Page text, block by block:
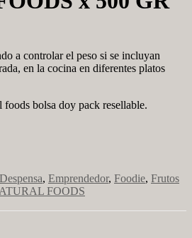
a controlar el peso si se incluyan
en la cocina en diferentes platos
foods bolsa doy pack resellable.
Despensa, Emprendedor, Foodie, Frutos
FOODS